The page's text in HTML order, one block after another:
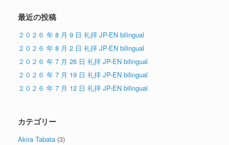
最近の投稿
２０２６ 年 8 月 9 日 礼拝 JP-EN bilingual
２０２６ 年 8 月 2 日 礼拝 JP-EN bilingual
２０２６ 年 7 月 26 日 礼拝 JP-EN bilingual
２０２６ 年 7 月 19 日 礼拝 JP-EN bilingual
２０２６ 年 7 月 12 日 礼拝 JP-EN bilingual
カテゴリー
Akira Tabata (3)